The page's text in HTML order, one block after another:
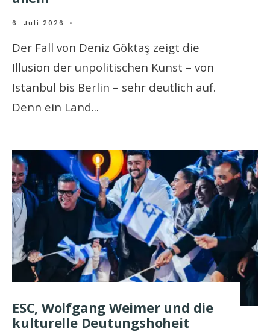
6. Juli 2026 •
Der Fall von Deniz Göktaş zeigt die
Illusion der unpolitischen Kunst – von
Istanbul bis Berlin – sehr deutlich auf.
Denn ein Land...
ESC, Wolfgang Weimer und die
kulturelle Deutungshoheit